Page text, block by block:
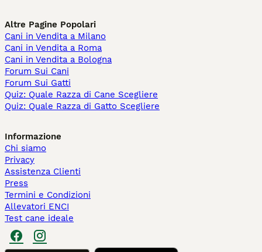
Altre Pagine Popolari
Cani in Vendita a Milano
Cani in Vendita a Roma
Cani in Vendita a Bologna
Forum Sui Cani
Forum Sui Gatti
Quiz: Quale Razza di Cane Scegliere
Quiz: Quale Razza di Gatto Scegliere
Informazione
Chi siamo
Privacy
Assistenza Clienti
Press
Termini e Condizioni
Allevatori ENCI
Test cane ideale